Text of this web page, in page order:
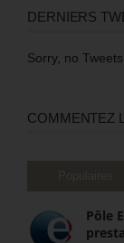
DERNIERS
Sorry, no
COMMENTEZ
Pôle